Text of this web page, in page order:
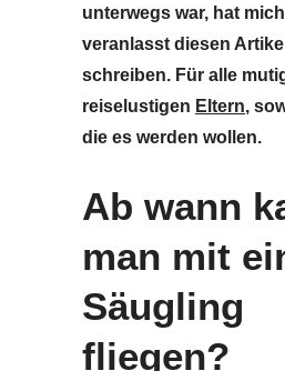
unterwegs war, hat mich
veranlasst diesen
schreiben. Für alle
reiselustigen Eltern,
die es werden wollen.
Ab wann
man mit
Säugling
fliegen?